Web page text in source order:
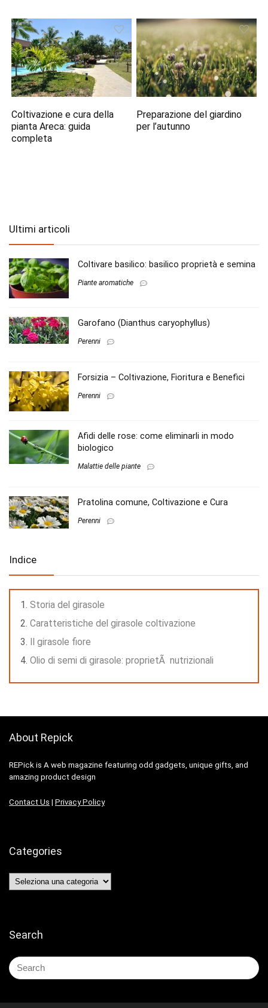
Coltivazione e cura della
pianta Areca: guida
completa
Preparazione del giardino
per l’autunno
Ultimi articoli
Coltivare basilico: basilico proprietà e semina
Piante aromatiche
Garofano (Dianthus caryophyllus)
Perenni
Forsizia – Coltivazione, Fioritura e Benefici
Perenni
Afidi delle rose: come eliminarli in modo
biologico
Malattie delle piante
Pratolina comune, Coltivazione e Cura
Perenni
Indice
Storia del girasole
Caratteristiche del girasole coltivazione
Il girasole fiore
Olio di semi di girasole: proprietÃ nutrizionali
About Repick
REPick is A web magazine featuring odd gadgets, unique gifts, and
amazing product design
Contact Us | Privacy Policy
Categories
Categories
Search